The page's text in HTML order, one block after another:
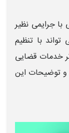
جرایمی نظیر
با تنظیم
خدمات قضایی
و توضیحات این